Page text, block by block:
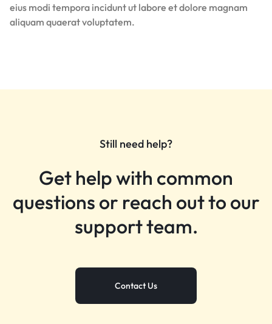
eius modi tempora incidunt ut labore et dolore magnam
aliquam quaerat voluptatem.
Still need help?
Get help with common
questions or reach out to our
support team.
Contact Us